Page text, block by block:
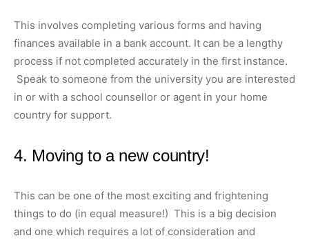
This involves completing various forms and having
finances available in a bank account. It can be a lengthy
process if not completed accurately in the first instance.
Speak to someone from the university you are interested
in or with a school counsellor or agent in your home
country for support.
4. Moving to a new country!
This can be one of the most exciting and frightening
things to do (in equal measure!) This is a big decision
and one which requires a lot of consideration and